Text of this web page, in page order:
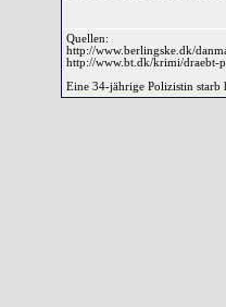
Quellen:
http://www.berlingske.dk/
http://www.bt.dk/krimi/draebt-
Eine 34-jährige Polizistin starb